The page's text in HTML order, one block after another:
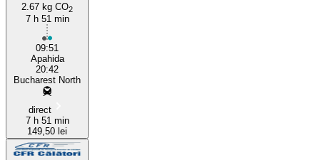
2.67 kg CO2
7 h 51 min
09:51
Apahida
20:42
Bucharest North
direct
7 h 51 min
149,50 lei